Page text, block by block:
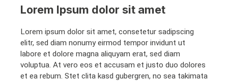
Lorem Ipsum dolor sit amet
Lorem ipsum dolor sit amet, consetetur sadipscing
elitr, sed diam nonumy eirmod tempor invidunt ut
labore et dolore magna aliquyam erat, sed diam
voluptua. At vero eos et accusam et justo duo dolores
et ea rebum. Stet clita kasd gubergren, no sea takimata